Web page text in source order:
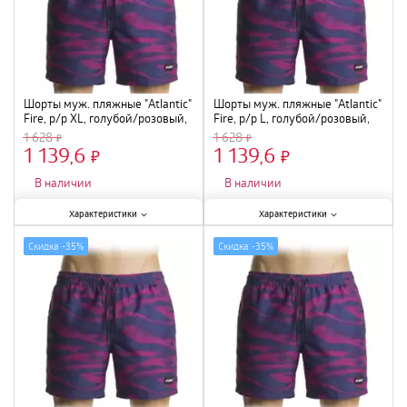
Характеристики:
Размер:XL;
Шорты муж. пляжные "Atlantic"
Fire, р/р XL, голубой/розовый,
KMB-216
1 628
1 139,6
В наличии
Характеристики Характеристики:
Размер:L;
Шорты муж. пляжные "Atlantic"
Fire, р/р L, голубой/розовый,
KMB-216
1 628
1 139,6
В наличии
Характеристики
Скидка -35% Скидка -35%